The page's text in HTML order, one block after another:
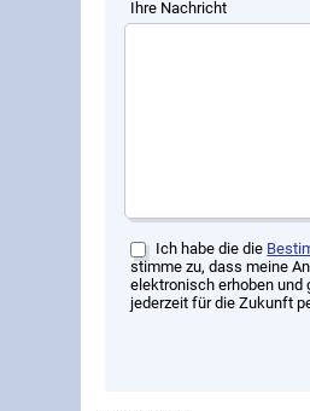
Ihre Nachricht
Ich habe die die
stimme zu, dass meine
elektronisch erhoben und
jederzeit für die Zukunft